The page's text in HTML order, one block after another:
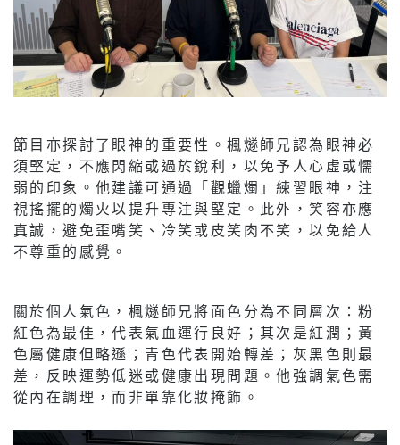
節目亦探討了眼神的重要性。楓燧師兄認為眼神必
須堅定，不應閃縮或過於銳利，以免予人心虛或懦
弱的印象。他建議可通過「觀蠟燭」練習眼神，注
視搖擺的燭火以提升專注與堅定。此外，笑容亦應
真誠，避免歪嘴笑、冷笑或皮笑肉不笑，以免給人
不尊重的感覺。
關於個人氣色，楓燧師兄將面色分為不同層次：粉
紅色為最佳，代表氣血運行良好；其次是紅潤；黃
色屬健康但略遜；青色代表開始轉差；灰黑色則最
差，反映運勢低迷或健康出現問題。他強調氣色需
從內在調理，而非單靠化妝掩飾。